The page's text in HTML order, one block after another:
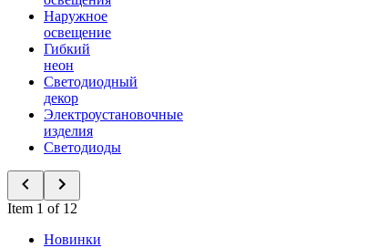
Наружное
освещение
Гибкий
неон
Светодиодный
декор
Электроустановочные
изделия
Светодиоды
Item 1 of 12
Новинки